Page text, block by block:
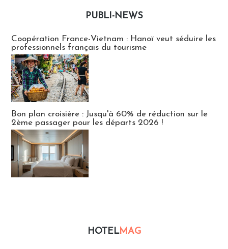
PUBLI-NEWS
Coopération France-Vietnam : Hanoï veut séduire les
professionnels français du tourisme
Bon plan croisière : Jusqu'à 60% de réduction sur le
2ème passager pour les départs 2026 !
HOTELMAG